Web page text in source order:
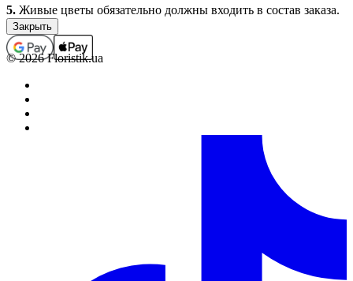
5. Живые цветы обязательно должны входить в состав заказа.
Заказы, которые не содержат в своем составе цветочной
продукции (срезанные живые и комнатные цветы), не
принимаются, а ошибочно принятые подлежат
аннулированию (с возвратом средств, если заказ был оплачен).
В отдельных случаях выполнение заказов, которые не
содержат в своем составе цветочной продукции, возможно
только по предварительному согласованию с менеджером.
Полностью оформленным и принятым к выполнению,
или выполнения находится заказ в данный момент времени.
© 2026 Floristik.ua